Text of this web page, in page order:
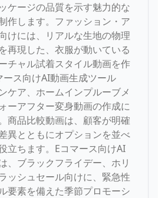
ケージの品質を示す魅力的な
作します。ファッション・ア
けには、リアルな生地の物理
再現した、衣服が動いている
チャル試着スタイル動画を作
ース向けAI動画生成ツール
ケア、ホームインプルーブメ
ーアフター変身動画の作成に
商品比較動画は、顧客が明確
異とともにオプションを並べ
立ちます。Eコマース向けAI
、ブラックフライデー、ホリ
ッシュセール向けに、緊急性
要素を備えた季節プロモーシ